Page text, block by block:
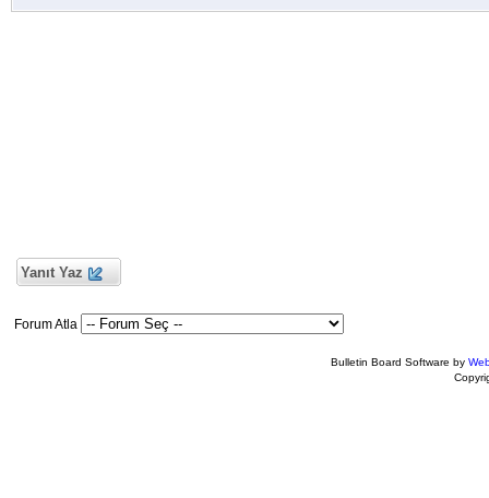
Yanıt Yaz
Forum Atla
Bulletin Board Software by